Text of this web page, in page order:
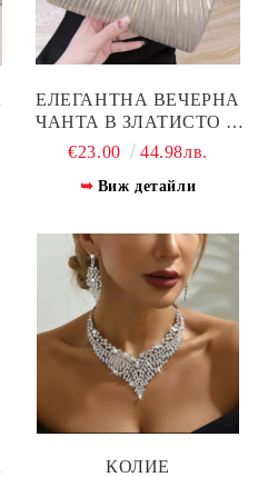
ЕЛЕГАНТНА ВЕЧЕРНА
ЧАНТА В ЗЛАТИСТО И
СРЕБРИСТО
€23.00 44.98лв.
Виж детайли
КОЛИЕ